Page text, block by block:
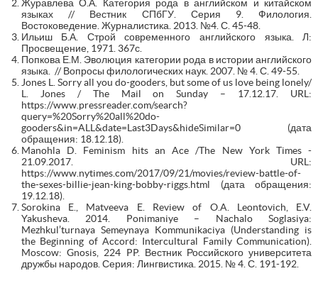
Журавлева О.А. Категория рода в английском и китайском
языках // Вестник СПбГУ. Серия 9. Филология.
Востоковедение. Журналистика. 2013. №4. С. 45-48.
Ильиш Б.А. Строй современного английского языка. Л:
Просвещение, 1971. 367с.
Попкова Е.М. Эволюция категории рода в истории английского
языка. // Вопросы филологических наук. 2007. № 4. С. 49-55.
Jones L. Sorry all you do-gooders, but some of us love being lonely/
L. Jones / The Mail on Sunday – 17.12.17. URL:
https://www.pressreader.com/search?
query=%20Sorry%20all%20do-
gooders&in=ALL&date=Last3Days&hideSimilar=0 (дата
обращения: 18.12.18).
Manohla D. Feminism hits an Ace /The New York Times -
21.09.2017. URL:
https://www.nytimes.com/2017/09/21/movies/review-battle-of-
the-sexes-billie-jean-king-bobby-riggs.html (дата обращения:
19.12.18).
Sorokina E., Matveeva E. Review of O.A. Leontovich, E.V.
Yakusheva. 2014. Ponimaniye – Nachalo Soglasiya:
Mezhkul’turnaya Semeynaya Kommunikaciya (Understanding is
the Beginning of Accord: Intercultural Family Communication).
Moscow: Gnosis, 224 PP. Вестник Российского университета
дружбы народов. Серия: Лингвистика. 2015. № 4. С. 191-192.